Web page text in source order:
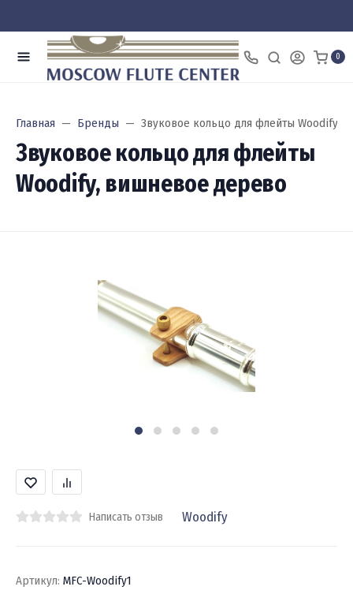
0
Главная Бренды Звуковое кольцо для флейты Woodify,
Звуковое кольцо для флейты
Woodify, вишневое дерево
Написать отзыв Woodify
Артикул: MFC-Woodify1